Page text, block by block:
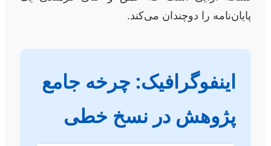
پایان‌نامه را دوچندان می‌کند.
اینفوگرافیک: چرخه جامع
پژوهش در نسخ خطی